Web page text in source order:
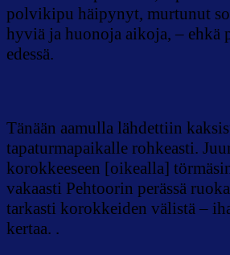
polvikipu häipynyt, murtunut
hyviä ja huonoja aikoja, – ehkä
edessä.
Tänään aamulla lähdettiin
tapaturmapaikalle rohkeasti.
korokkeeseen [oikealla]
vakaasti Pehtoorin perässä
tarkasti korokkeiden välistä –
kertaa. .